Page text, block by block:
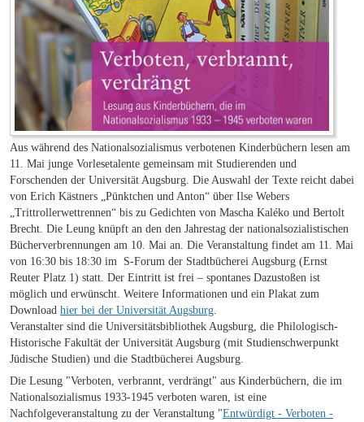
Aus während des Nationalsozialismus verbotenen Kinderbüchern lesen am
11. Mai junge Vorlesetalente gemeinsam mit Studierenden und
Forschenden der Universität Augsburg. Die Auswahl der Texte reicht dabei
von Erich Kästners „Pünktchen und Anton“ über Ilse Webers
„Trittrollerwettrennen“ bis zu Gedichten von Mascha Kaléko und Bertolt
Brecht. Die Leung knüpft an den den Jahrestag der nationalsozialistischen
Bücherverbrennungen am 10. Mai an. Die Veranstaltung findet am 11. Mai
von 16:30 bis 18:30 im S-Forum der Stadtbücherei Augsburg (Ernst
Reuter Platz 1) statt. Der Eintritt ist frei – spontanes Dazustoßen ist
möglich und erwünscht. Weitere Informationen und ein Plakat zum
Download hier bei der Universität Augsburg.
Veranstalter sind die Universitätsbibliothek Augsburg, die Philologisch-
Historische Fakultät der Universität Augsburg (mit Studienschwerpunkt
Jüdische Studien) und die Stadtbücherei Augsburg.
Die Lesung "Verboten, verbrannt, verdrängt" aus Kinderbüchern, die im
Nationalsozialismus 1933-1945 verboten waren, ist eine
Nachfolgeveranstaltung zu der Veranstaltung "Entwürdigt - Verboten -